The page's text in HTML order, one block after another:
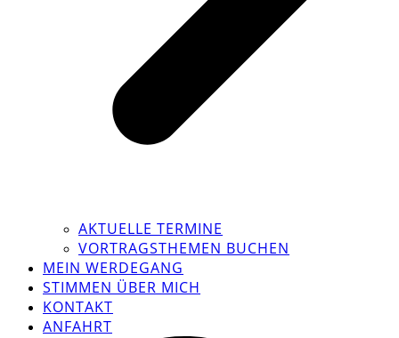
AKTUELLE TERMINE
VORTRAGSTHEMEN BUCHEN
MEIN WERDEGANG
STIMMEN ÜBER MICH
KONTAKT
ANFAHRT